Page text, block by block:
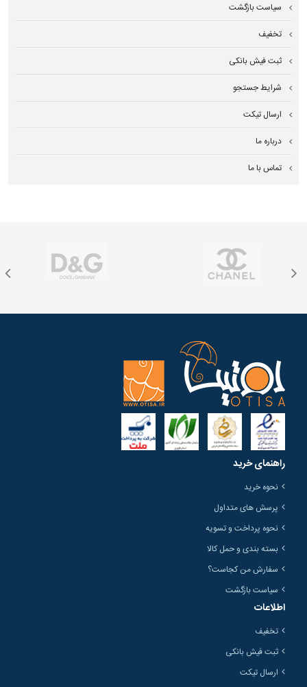
سیاست بازگشت
تخفیف
ثبت فیش بانکی
شرایط جستجو
ارسال تیکت
درباره ما
تماس با ما
راهنمای خرید
نحوه خرید
پرسش های متداول
نحوه پرداخت و تسویه
بسته بندی و حمل کالا
سفارش من کجاست؟
سیاست بازگشت
اطلاعات
تخفیف
ثبت فیش بانکی
ارسال تیکت